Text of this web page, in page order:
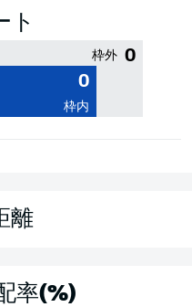
ト
0
枠外
0
枠内
離
率(%)